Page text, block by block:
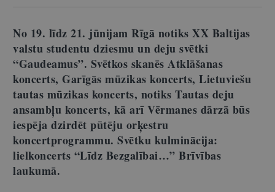
No 19. līdz 21. jūnijam Rīgā notiks XX Baltijas
valstu studentu dziesmu un deju svētki
“Gaudeamus”. Svētkos skanēs Atklāšanas
koncerts, Garīgās mūzikas koncerts, Lietuviešu
tautas mūzikas koncerts, notiks Tautas deju
ansambļu koncerts, kā arī Vērmanes dārzā būs
iespēja dzirdēt pūtēju orķestru
koncertprogrammu. Svētku kulminācija:
lielkoncerts “Līdz Bezgalībai…” Brīvības
laukumā.